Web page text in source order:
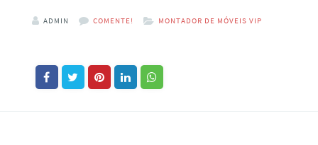
ADMIN COMENTE! MONTADOR DE MÓVEIS VIP